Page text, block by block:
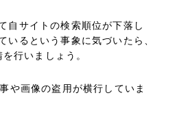
自サイトの検索順位が下落し
いるという事象に気づいたら、
行いましょう。
や画像の盗用が横行していま